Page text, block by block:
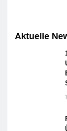
Aktuelle